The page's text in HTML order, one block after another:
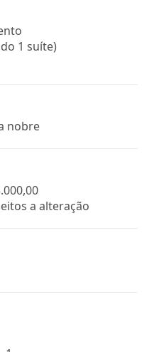
1 suíte)
nobre
a alteração